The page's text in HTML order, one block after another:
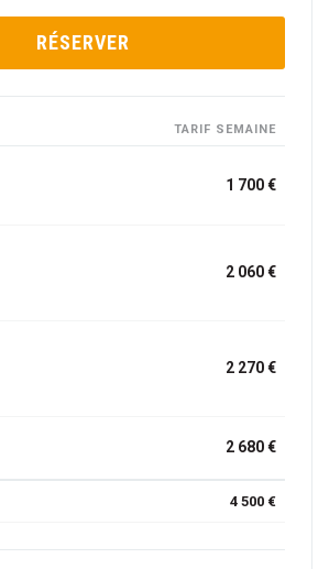
RÉSERVER
TARIF SEMAINE
1 700 €
2 060 €
2 270 €
2 680 €
4 500 €